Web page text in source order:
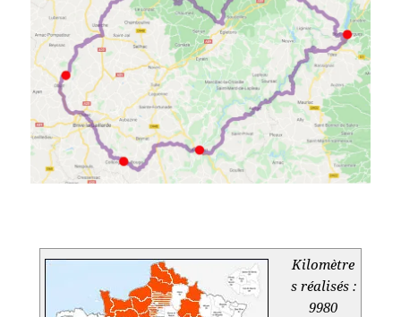
Flèches de France
« vintage »
Kilomètre
s réalisés :
9980